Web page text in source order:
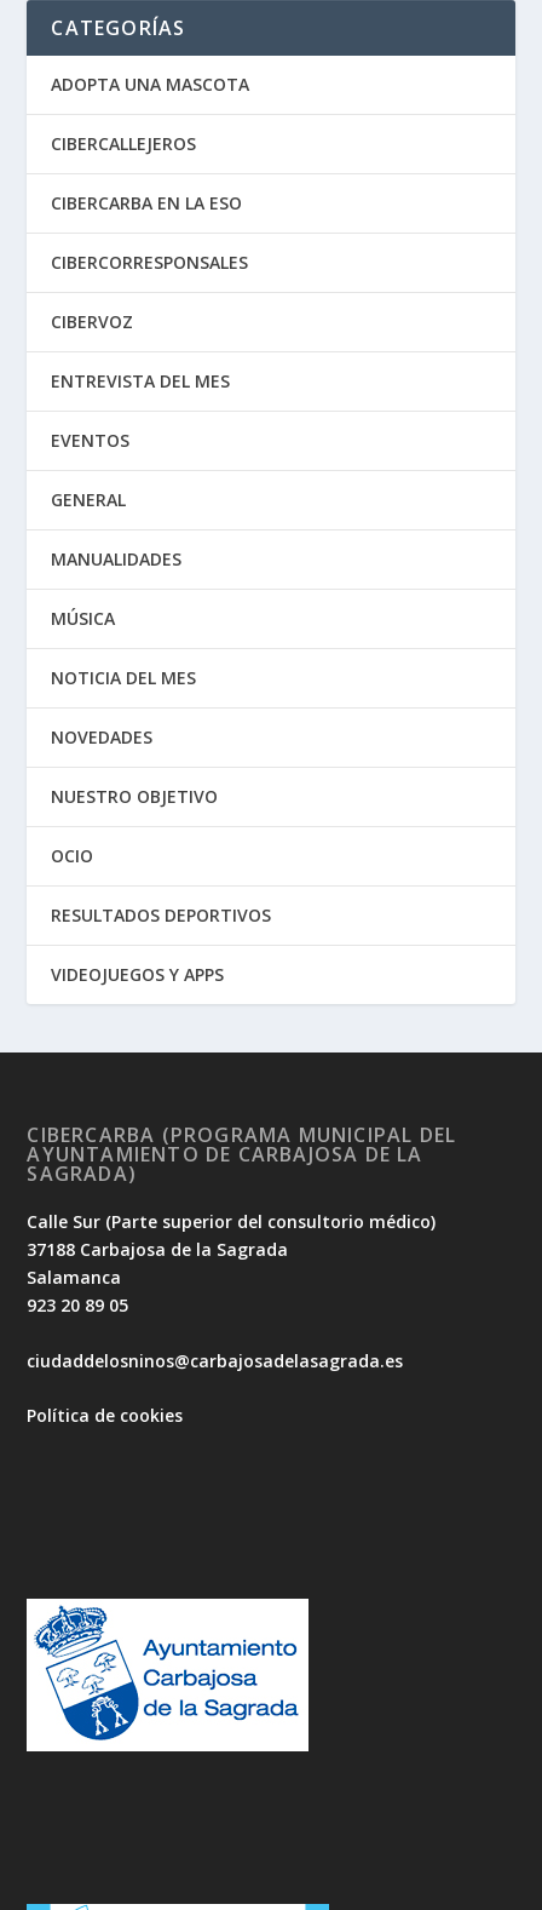
CATEGORÍAS
ADOPTA UNA MASCOTA
CIBERCALLEJEROS
CIBERCARBA EN LA ESO
CIBERCORRESPONSALES
CIBERVOZ
ENTREVISTA DEL MES
EVENTOS
GENERAL
MANUALIDADES
MÚSICA
NOTICIA DEL MES
NOVEDADES
NUESTRO OBJETIVO
OCIO
RESULTADOS DEPORTIVOS
VIDEOJUEGOS Y APPS
CIBERCARBA (PROGRAMA MUNICIPAL DEL
AYUNTAMIENTO DE CARBAJOSA DE LA
SAGRADA)
Calle Sur (Parte superior del consultorio médico)
37188 Carbajosa de la Sagrada
Salamanca
923 20 89 05
ciudaddelosninos@carbajosadelasagrada.es
Política de cookies